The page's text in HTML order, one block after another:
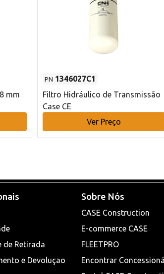
mm
PN 1346027C1
Filtro Hidráulico de Transmissão
Case CE
Ver Preço
de Retirada
e Devoluçao
Sobre Nós
CASE Construction
E-commerce CASE
FLEETPRO
Encontrar